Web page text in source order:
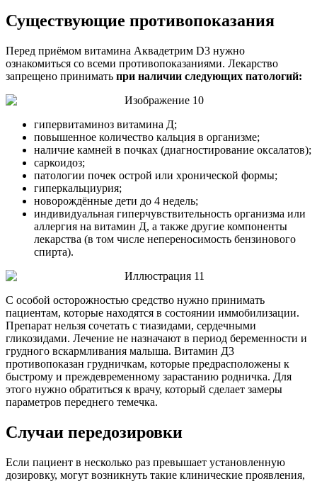
Существующие противопоказания
Перед приёмом витамина Аквадетрим D3 нужно
ознакомиться со всеми противопоказаниями. Лекарство
запрещено принимать при наличии следующих патологий:
гипервитаминоз витамина Д;
повышенное количество кальция в организме;
наличие камней в почках (диагностирование оксалатов);
саркоидоз;
патологии почек острой или хронической формы;
гиперкальциурия;
новорождённые дети до 4 недель;
индивидуальная гиперчувствительность организма или
аллергия на витамин Д, а также другие компоненты
лекарства (в том числе непереносимость бензинового
спирта).
С особой осторожностью средство нужно принимать
пациентам, которые находятся в состоянии иммобилизации.
Препарат нельзя сочетать с тиазидами, сердечными
гликозидами. Лечение не назначают в период беременности и
грудного вскармливания малыша. Витамин Д3
противопоказан грудничкам, которые предрасположены к
быстрому и преждевременному зарастанию родничка. Для
этого нужно обратиться к врачу, который сделает замеры
параметров переднего темечка.
Случаи передозировки
Если пациент в несколько раз превышает установленную
дозировку, могут возникнуть такие клинические проявления,